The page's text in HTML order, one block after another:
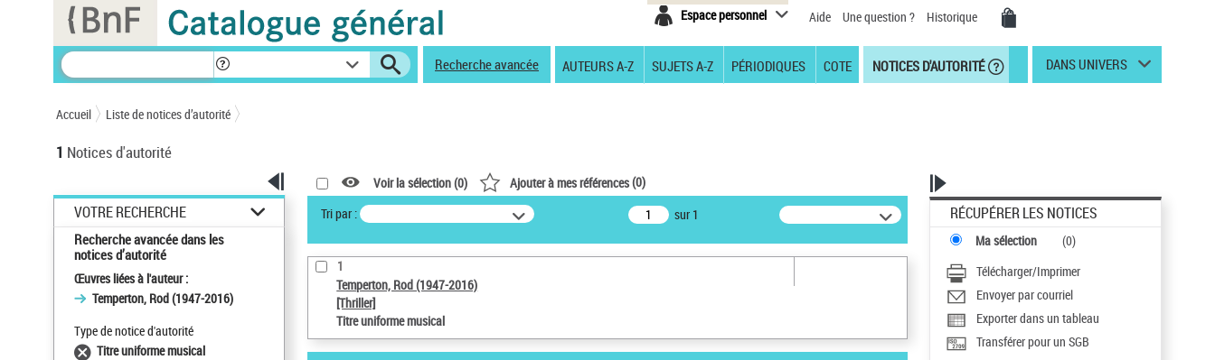
Espace personnel Aide Une question ? Historique
Recherche avancée AUTEURS A-Z SUJETS A-Z PÉRIODIQUES COTE NOTICES D'AUTORITÉ DANS UNIVERS
Accueil Liste de notices d’autorité
1 Notices d'autorité
VOTRE RECHERCHE
Recherche avancée dans les
notices d’autorité
Œuvres liées à l'auteur :
Temperton, Rod (1947-2016)
Type de notice d'autorité
Titre uniforme musical
Voir la sélection (0) Ajouter à mes références(0)
Tri par :
sur 1
1
Temperton, Rod (1947-2016)
[Thriller]
Titre uniforme musical
RÉCUPÉRER LES NOTICES
Ma sélection (0)
Télécharger/Imprimer
Envoyer par courriel
Exporter dans un tableau
Transférer pour un SGB